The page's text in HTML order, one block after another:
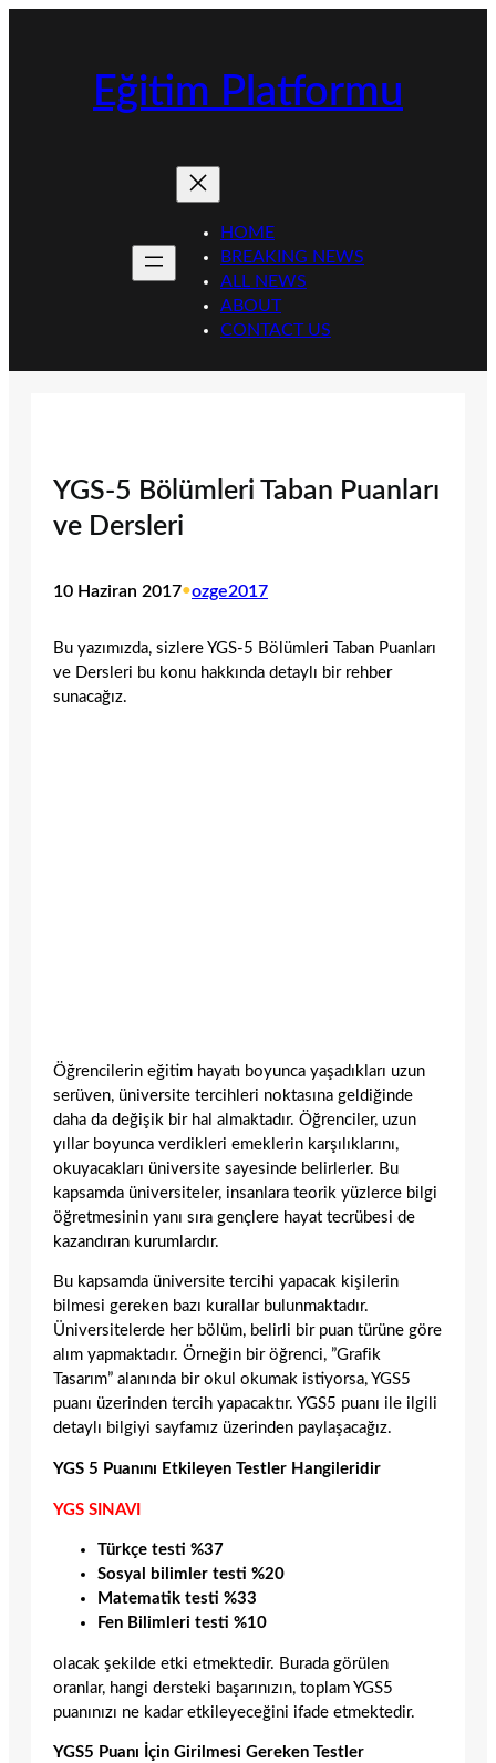
Eğitim Platformu
HOME
BREAKING NEWS
ALL NEWS
ABOUT
CONTACT US
YGS-5 Bölümleri Taban Puanları
ve Dersleri
10 Haziran 2017•ozge2017
Bu yazımızda, sizlere YGS-5 Bölümleri Taban Puanları
ve Dersleri bu konu hakkında detaylı bir rehber
sunacağız.
Öğrencilerin eğitim hayatı boyunca yaşadıkları uzun
serüven, üniversite tercihleri noktasına geldiğinde
daha da değişik bir hal almaktadır. Öğrenciler, uzun
yıllar boyunca verdikleri emeklerin karşılıklarını,
okuyacakları üniversite sayesinde belirlerler. Bu
kapsamda üniversiteler, insanlara teorik yüzlerce bilgi
öğretmesinin yanı sıra gençlere hayat tecrübesi de
kazandıran kurumlardır.
Bu kapsamda üniversite tercihi yapacak kişilerin
bilmesi gereken bazı kurallar bulunmaktadır.
Üniversitelerde her bölüm, belirli bir puan türüne göre
alım yapmaktadır. Örneğin bir öğrenci, ”Grafik
Tasarım” alanında bir okul okumak istiyorsa, YGS5
puanı üzerinden tercih yapacaktır. YGS5 puanı ile ilgili
detaylı bilgiyi sayfamız üzerinden paylaşacağız.
YGS 5 Puanını Etkileyen Testler Hangileridir
YGS SINAVI
Türkçe testi %37
Sosyal bilimler testi %20
Matematik testi %33
Fen Bilimleri testi %10
olacak şekilde etki etmektedir. Burada görülen
oranlar, hangi dersteki başarınızın, toplam YGS5
puanınızı ne kadar etkileyeceğini ifade etmektedir.
YGS5 Puanı İçin Girilmesi Gereken Testler